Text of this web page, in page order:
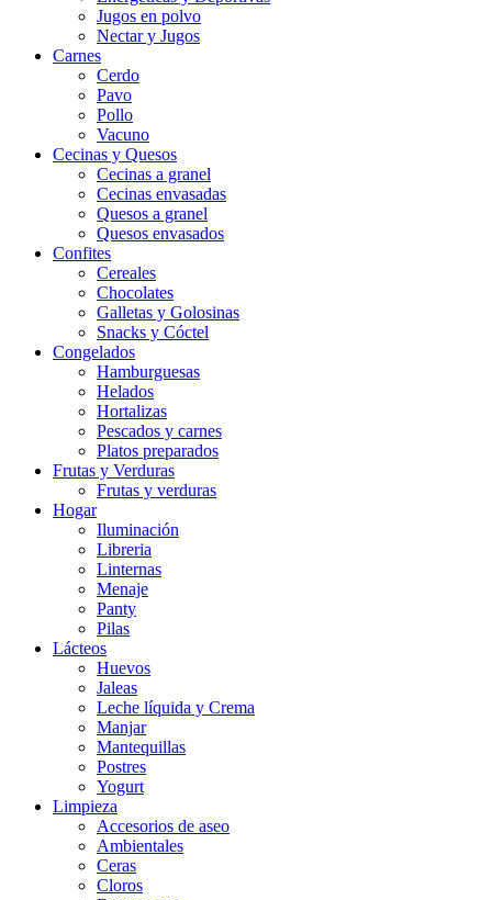
Jugos en polvo
Nectar y Jugos
Carnes
Cerdo
Pavo
Pollo
Vacuno
Cecinas y Quesos
Cecinas a granel
Cecinas envasadas
Quesos a granel
Quesos envasados
Confites
Cereales
Chocolates
Galletas y Golosinas
Snacks y Cóctel
Congelados
Hamburguesas
Helados
Hortalizas
Pescados y carnes
Platos preparados
Frutas y Verduras
Frutas y verduras
Hogar
Iluminación
Libreria
Linternas
Menaje
Panty
Pilas
Lácteos
Huevos
Jaleas
Leche líquida y Crema
Manjar
Mantequillas
Postres
Yogurt
Limpieza
Accesorios de aseo
Ambientales
Ceras
Cloros